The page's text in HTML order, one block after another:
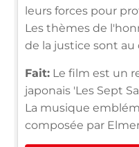
leurs forces pour
Les thèmes de
de la justice sont
Fait: Le film est un
japonais 'Les Sept
La musique
composée par